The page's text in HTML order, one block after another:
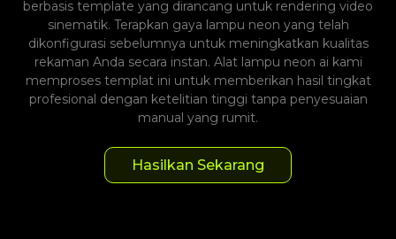
berbasis template yang dirancang untuk rendering video
sinematik. Terapkan gaya lampu neon yang telah
dikonfigurasi sebelumnya untuk meningkatkan kualitas
rekaman Anda secara instan. Alat lampu neon ai kami
memproses templat ini untuk memberikan hasil tingkat
profesional dengan ketelitian tinggi tanpa penyesuaian
manual yang rumit.
Hasilkan Sekarang